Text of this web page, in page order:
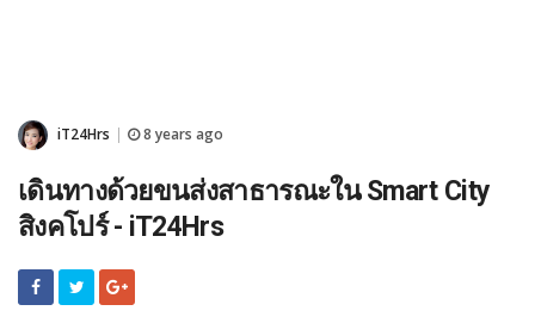
iT24Hrs 8 years ago
เดินทางด้วยขนส่งสาธารณะใน Smart City
สิงคโปร์ - iT24Hrs